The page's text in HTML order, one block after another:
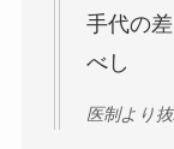
手代の
べし
医制より